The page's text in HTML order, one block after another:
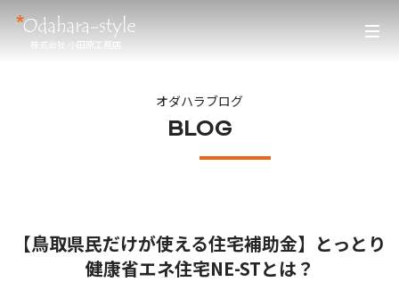
株式会社 小田原工務店
オダハラブログ
BLOG
【鳥取県民だけが使える住宅補助金】とっとり
健康省エネ住宅NE-STとは？